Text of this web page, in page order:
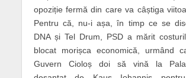
opoziție fermă din care va câștiga
Pentru că, nu-i așa, în timp ce se
DNA și Tel Drum, PSD a mărit
blocat morișca economică, urmând
Guvern Cioloș doi să vină la